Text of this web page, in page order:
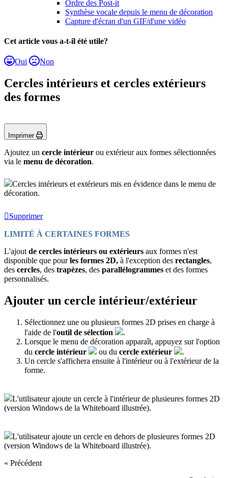
Ordre des Post-it
Synthèse vocale depuis le menu de décoration
Capture d'écran d'un GIF/d'une vidéo
Cet article vous a-t-il été utile?
Oui Non
Cercles intérieurs et cercles extérieurs
des formes
Imprimer
Ajoutez un cercle intérieur ou extérieur aux formes sélectionnées
via le menu de décoration.
Cercles intérieurs et extérieurs mis en évidence dans le menu de
décoration.
Supprimer
LIMITÉ À CERTAINES FORMES
L'ajout de cercles intérieurs ou extérieurs aux formes n'est
disponible que pourles formes 2D, à l'exception des rectangles,
des cercles, des trapèzes, des parallélogrammes et des formes
personnalisés.
Ajouter un cercle intérieur/extérieur
Sélectionnez une ou plusieurs formes 2D prises en charge à
l'aide de l'outil de sélection
.
Lorsque le menu de décoration apparaît, appuyez sur l'option
du cercle intérieur ou du cercle extérieur
.
Un cercle s'affichera ensuite à l'intérieur ou à l'extérieur de la
forme.
L'utilisateur ajoute un cercle à l'intérieur de plusieures formes 2D
(version Windows de la Whiteboard illustrée).
L'utilisateur ajoute un cercle en dehors de plusieures formes 2D
(version Windows de la Whiteboard illustrée).
« Précédent